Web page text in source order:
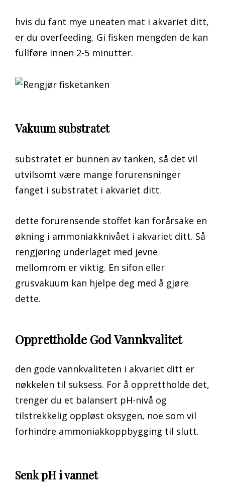
hvis du fant mye uneaten mat i akvariet ditt,
er du overfeeding. Gi fisken mengden de kan
fullføre innen 2-5 minutter.
Vakuum substratet
substratet er bunnen av tanken, så det vil
utvilsomt være mange forurensninger
fanget i substratet i akvariet ditt.
dette forurensende stoffet kan forårsake en
økning i ammoniakknivået i akvariet ditt. Så
rengjøring underlaget med jevne
mellomrom er viktig. En sifon eller
grusvakuum kan hjelpe deg med å gjøre
dette.
Opprettholde God Vannkvalitet
den gode vannkvaliteten i akvariet ditt er
nøkkelen til suksess. For å opprettholde det,
trenger du et balansert pH-nivå og
tilstrekkelig oppløst oksygen, noe som vil
forhindre ammoniakkoppbygging til slutt.
Senk pH i vannet